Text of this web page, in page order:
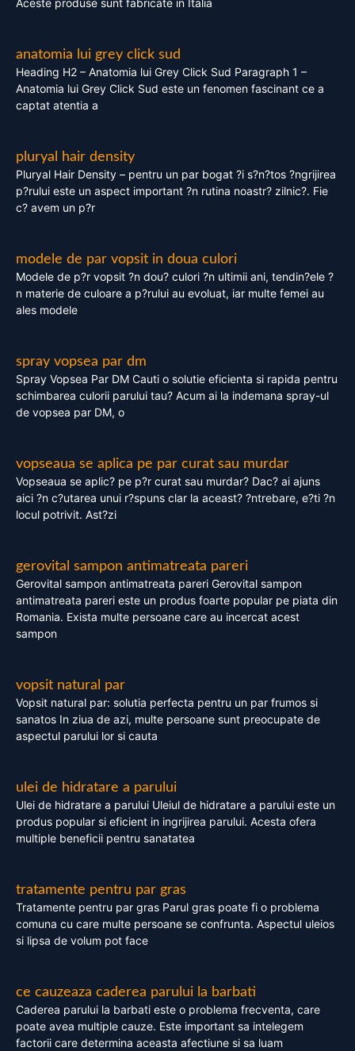
Aceste produse sunt fabricate in Italia
anatomia lui grey click sud
Heading H2 – Anatomia lui Grey Click Sud Paragraph 1 –
Anatomia lui Grey Click Sud este un fenomen fascinant ce a
captat atentia a
pluryal hair density
Pluryal Hair Density – pentru un par bogat ?i s?n?tos ?ngrijirea
p?rului este un aspect important ?n rutina noastr? zilnic?. Fie
c? avem un p?r
modele de par vopsit in doua culori
Modele de p?r vopsit ?n dou? culori ?n ultimii ani, tendin?ele ?
n materie de culoare a p?rului au evoluat, iar multe femei au
ales modele
spray vopsea par dm
Spray Vopsea Par DM Cauti o solutie eficienta si rapida pentru
schimbarea culorii parului tau? Acum ai la indemana spray-ul
de vopsea par DM, o
vopseaua se aplica pe par curat sau murdar
Vopseaua se aplic? pe p?r curat sau murdar? Dac? ai ajuns
aici ?n c?utarea unui r?spuns clar la aceast? ?ntrebare, e?ti ?n
locul potrivit. Ast?zi
gerovital sampon antimatreata pareri
Gerovital sampon antimatreata pareri Gerovital sampon
antimatreata pareri este un produs foarte popular pe piata din
Romania. Exista multe persoane care au incercat acest
sampon
vopsit natural par
Vopsit natural par: solutia perfecta pentru un par frumos si
sanatos In ziua de azi, multe persoane sunt preocupate de
aspectul parului lor si cauta
ulei de hidratare a parului
Ulei de hidratare a parului Uleiul de hidratare a parului este un
produs popular si eficient in ingrijirea parului. Acesta ofera
multiple beneficii pentru sanatatea
tratamente pentru par gras
Tratamente pentru par gras Parul gras poate fi o problema
comuna cu care multe persoane se confrunta. Aspectul uleios
si lipsa de volum pot face
ce cauzeaza caderea parului la barbati
Caderea parului la barbati este o problema frecventa, care
poate avea multiple cauze. Este important sa intelegem
factorii care determina aceasta afectiune si sa luam